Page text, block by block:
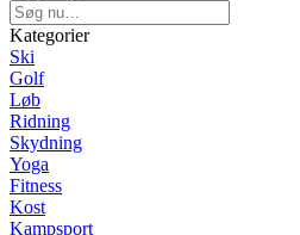
Kategorier
Ski
Golf
Løb
Ridning
Skydning
Yoga
Fitness
Kost
Kampsport